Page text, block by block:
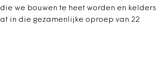
we bouwen te heet worden en kelders
in die gezamenlijke oproep van 22